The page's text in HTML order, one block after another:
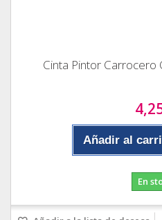
Cinta Pintor Carrocero
Añadir al
En